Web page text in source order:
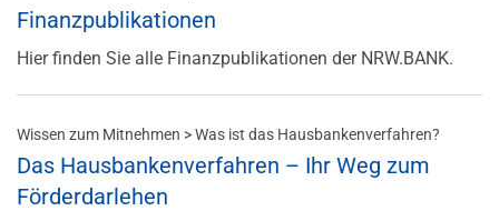
Finanzpublikationen
Hier finden Sie alle Finanzpublikationen der NRW.BANK.
Wissen zum Mitnehmen > Was ist das Hausbankenverfahren?
Das Hausbankenverfahren – Ihr Weg zum
Förderdarlehen